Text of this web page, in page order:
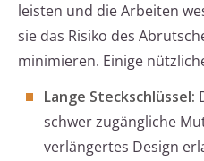
leisten und die Arbeiten
sie das Risiko des
minimieren. Einige
Lange Steckschlüssel:
schwer zugängliche
verlängertes Design